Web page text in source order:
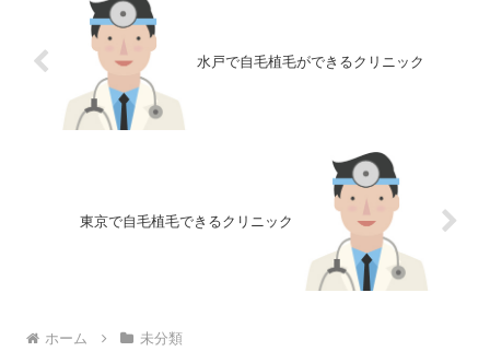
水戸で自毛植毛ができるクリニック
東京で自毛植毛できるクリニック
ホーム 未分類